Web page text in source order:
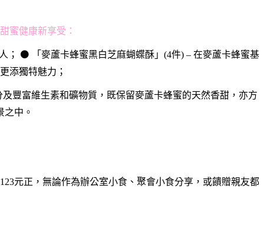
蜜健康新享受：
⚫ 「麥蘆卡蜂蜜黑白芝麻蝴蝶酥」(4件) – 在麥蘆卡蜂蜜基
添獨特魅力；
豐富維生素和礦物質，既保留麥蘆卡蜂蜜的天然香甜，亦方
中。
元正，無論作為辦公室小食、聚會小食分享，或饋贈親友都